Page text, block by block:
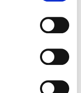
les
vous